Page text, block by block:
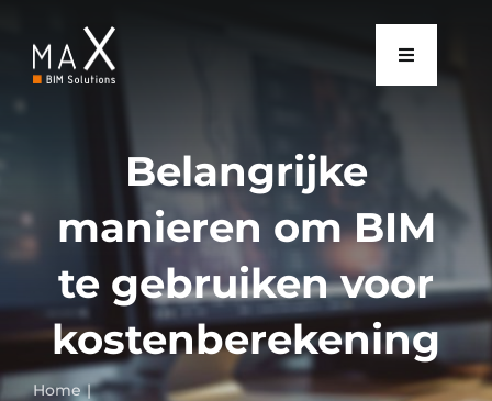
content
Toggle
Kies uw DNA
Bureau
Bronnen
Belangrijke
manieren om BIM
te gebruiken voor
kostenberekening
Home